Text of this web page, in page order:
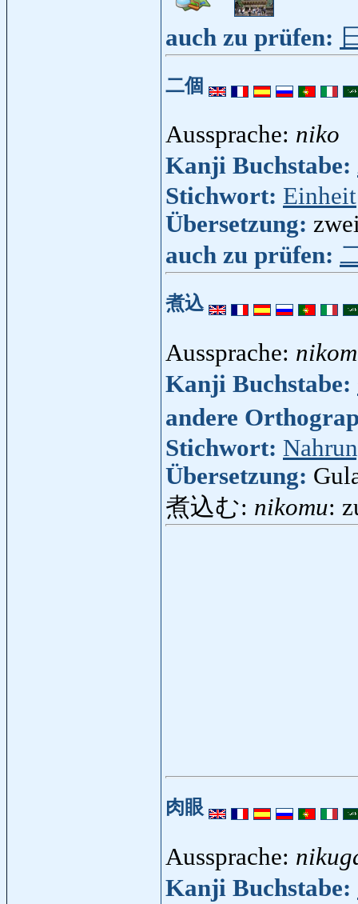
auch zu prüfen:
二個
Aussprache: niko
Kanji Buchstabe:
Stichwort: Einheit
Übersetzung:
auch zu prüfen:
煮込
Aussprache:
Kanji Buchstabe:
andere
Stichwort:
Übersetzung:
煮込む: nikomu:
肉眼
Aussprache:
Kanji Buchstabe: